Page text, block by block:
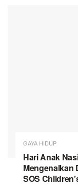
GAYA HIDUP
Hari Anak
Mengenalkan
SOS